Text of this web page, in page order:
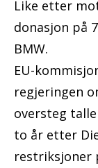
Like etter
donasjon på
BMW.
EU-
regjeringen
oversteg
to år etter
restriksjoner